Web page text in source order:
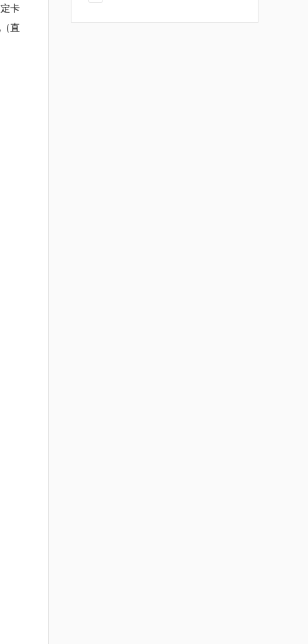
卡
直